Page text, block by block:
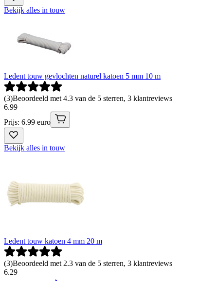
Bekijk alles in touw
Ledent touw gevlochten naturel katoen 5 mm 10 m
(3)Beoordeeld met 4.3 van de 5 sterren, 3 klantreviews
6.99
Prijs: 6.99 euro
Bekijk alles in touw
Ledent touw katoen 4 mm 20 m
(3)Beoordeeld met 2.3 van de 5 sterren, 3 klantreviews
6.29